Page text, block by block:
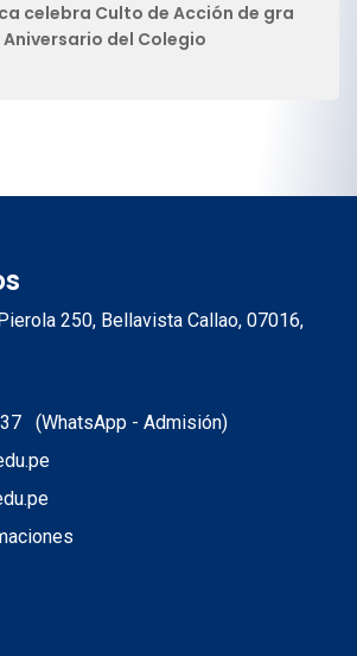
celebra Culto de Acción de gra
Aniversario del Colegio
250, Bellavista Callao, 07016,
(WhatsApp - Admisión)